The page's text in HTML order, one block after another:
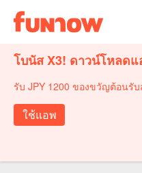
โบนัส X3! ดาวน์โหลด
รับ JPY 1200 ของขวัญต้อนรั
ใช้แอพ